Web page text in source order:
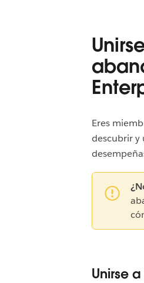
Eres
descubrir y
Unirse